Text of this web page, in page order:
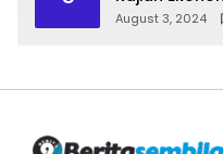
August 3, 2024